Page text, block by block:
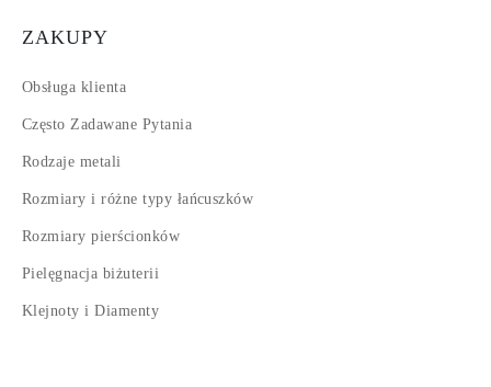
ZAKUPY
Obsługa klienta
Często Zadawane Pytania
Rodzaje metali
Rozmiary i różne typy łańcuszków
Rozmiary pierścionków
Pielęgnacja biżuterii
Klejnoty i Diamenty